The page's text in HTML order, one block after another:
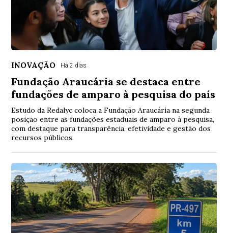
INOVAÇÃO Há 2 dias
Fundação Araucária se destaca entre
fundações de amparo à pesquisa do país
Estudo da Redalyc coloca a Fundação Araucária na segunda
posição entre as fundações estaduais de amparo à pesquisa,
com destaque para transparência, efetividade e gestão dos
recursos públicos.